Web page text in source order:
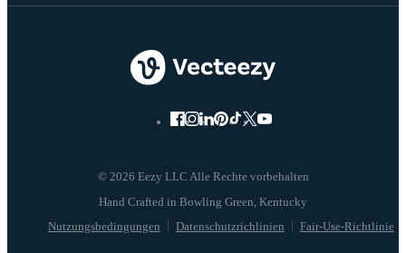
© 2026 Eezy LLC Alle Rechte vorbehalten
Nutzungsbedingungen Datenschutzrichlinien Fair-Use-Richtlinie